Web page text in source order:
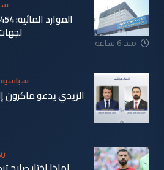
منذ 6 ساعة
سياسية
الزيدي يدعو ماكرون